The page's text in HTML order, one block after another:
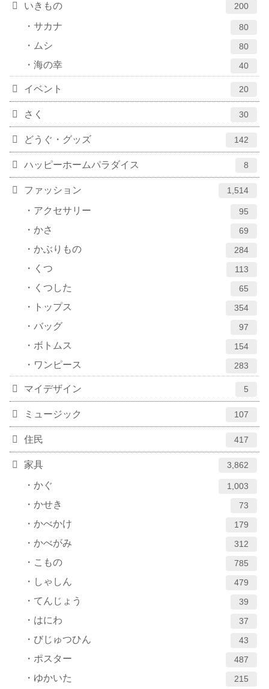
いきもの 200
サカナ 80
ムシ 80
海の幸 40
イベント 20
さく 30
どうぐ・グッズ 142
ハッピーホームパラダイス 8
ファッション 1,514
アクセサリー 95
かさ 69
かぶりもの 284
くつ 113
くつした 65
トップス 354
バッグ 97
ボトムス 154
ワンピース 283
マイデザイン 5
ミュージック 107
住民 417
家具 3,862
かぐ 1,003
かせき 73
かべかけ 179
かべがみ 312
こもの 785
しゃしん 479
てんじょう 39
はにわ 37
びじゅつひん 43
ポスター 487
ゆかいた 215